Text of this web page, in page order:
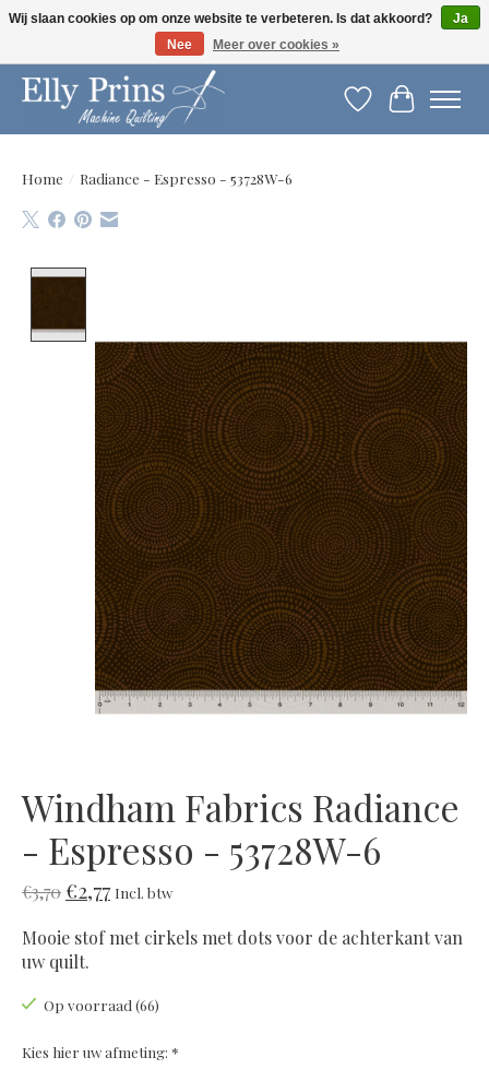
Let op: gewijzigde openingstijden!
Verlanglijst
Home / Radiance - Espresso - 53728W-6
Windham Fabrics Radiance
- Espresso - 53728W-6
€3,70€2,77 Incl. btw
Mooie stof met cirkels met dots voor de achterkant van
uw quilt.
Op voorraad (66)
Kies hier uw afmeting: *
Wij slaan cookies op om onze website te verbeteren. Is dat akkoord?
Ja
Nee
Meer over cookies »